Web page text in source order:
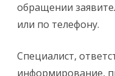
обращении
или по телефону.
Специалист,
информирование,